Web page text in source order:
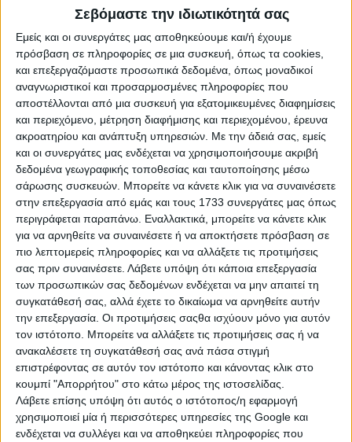
Σεβόμαστε την ιδιωτικότητά σας
Εμείς και οι συνεργάτες μας αποθηκεύουμε και/ή έχουμε
πρόσβαση σε πληροφορίες σε μια συσκευή, όπως τα cookies,
και επεξεργαζόμαστε προσωπικά δεδομένα, όπως μοναδικοί
αναγνωριστικοί και προσαρμοσμένες πληροφορίες που
αποστέλλονται από μια συσκευή για εξατομικευμένες διαφημίσεις
και περιεχόμενο, μέτρηση διαφήμισης και περιεχομένου, έρευνα
ακροατηρίου και ανάπτυξη υπηρεσιών. Με την άδειά σας, εμείς
και οι συνεργάτες μας ενδέχεται να χρησιμοποιήσουμε ακριβή
δεδομένα γεωγραφικής τοποθεσίας και ταυτοποίησης μέσω
σάρωσης συσκευών. Μπορείτε να κάνετε κλικ για να συναινέσετε
στην επεξεργασία από εμάς και τους 1733 συνεργάτες μας όπως
περιγράφεται παραπάνω. Εναλλακτικά, μπορείτε να κάνετε κλικ
για να αρνηθείτε να συναινέσετε ή να αποκτήσετε πρόσβαση σε
πιο λεπτομερείς πληροφορίες και να αλλάξετε τις προτιμήσεις
σας πριν συναινέσετε. Λάβετε υπόψη ότι κάποια επεξεργασία
των προσωπικών σας δεδομένων ενδέχεται να μην απαιτεί τη
συγκατάθεσή σας, αλλά έχετε το δικαίωμα να αρνηθείτε αυτήν
την επεξεργασία. Οι προτιμήσεις σαςθα ισχύουν μόνο για αυτόν
τον ιστότοπο. Μπορείτε να αλλάξετε τις προτιμήσεις σας ή να
ανακαλέσετε τη συγκατάθεσή σας ανά πάσα στιγμή
επιστρέφοντας σε αυτόν τον ιστότοπο και κάνοντας κλικ στο
κουμπί "Απορρήτου" στο κάτω μέρος της ιστοσελίδας.
Λάβετε επίσης υπόψη ότι αυτός ο ιστότοπος/η εφαρμογή
χρησιμοποιεί μία ή περισσότερες υπηρεσίες της Google και
ενδέχεται να συλλέγει και να αποθηκεύει πληροφορίες που
IPHONE 16
Ηράκλειο
με 90% μπαταρία, 128GΒ, 7 μήνες εγγύηση, τζαμάκι οθόνης
private, τζαμάκι στις κάμερες, θήκη από την 1η μέρα.
Πωλείται ...
Δευτέρα, 03 Αύγ 2026
NOKIA 3310
€ 30